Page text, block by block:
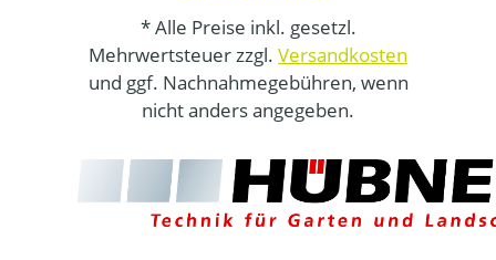
* Alle Preise inkl. gesetzl.
Mehrwertsteuer zzgl. Versandkosten
und ggf. Nachnahmegebühren, wenn
nicht anders angegeben.